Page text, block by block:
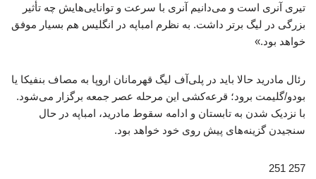
تیری آنری است و می‌دانیم آنری با سرعت و توانایی‌هایش چه تأثیر
بزرگی در لیگ برتر داشت. به نظرم امباپه در انگلیس هم بسیار موفق
خواهد بود.»
رئال مادرید حالا باید در پلی‌آف لیگ قهرمانان اروپا به مصاف بنفیکا یا
بودو/گلیمت برود؛ قرعه‌کشی این مرحله عصر جمعه برگزار می‌شود.
با نزدیک شدن به تابستان و ادامه سقوط مادرید، امباپه در حال
سنجیدن گزینه‌های پیش روی خود خواهد بود.
257 251